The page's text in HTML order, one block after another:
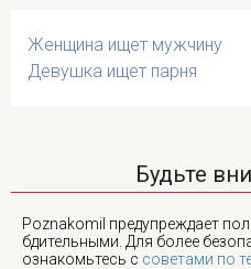
Женщина ищет мужчину
Девушка ищет парня
Будьте
Poznakomil предупреждает
бдительными. Для более
ознакомьтесь с советами по